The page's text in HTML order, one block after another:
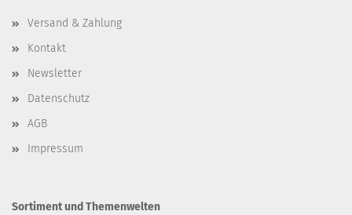
Versand & Zahlung
Kontakt
Newsletter
Datenschutz
AGB
Impressum
Sortiment und Themenwelten